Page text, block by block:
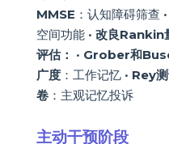
MMSE ：认知障碍筛查 •
空间功能 • 改良Rankin
评估： • Grober和
广度：工作记忆 • Rey
卷：主观记忆投诉
主动干预阶段